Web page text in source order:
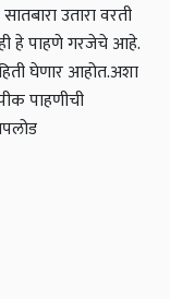
उतारा वरती
हे पाहणे गरजेचे आहे.
घेणार आहोत.अशा
पाहणीची